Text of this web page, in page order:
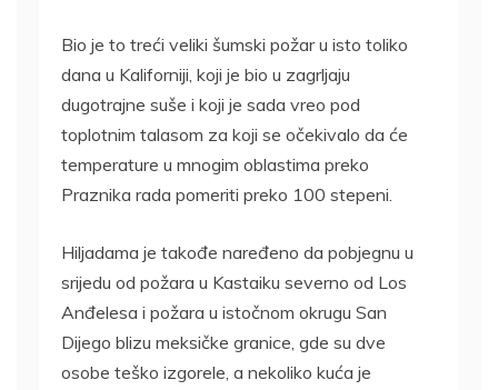
Bio je to treći veliki šumski požar u isto toliko
dana u Kaliforniji, koji je bio u zagrljaju
dugotrajne suše i koji je sada vreo pod
toplotnim talasom za koji se očekivalo da će
temperature u mnogim oblastima preko
Praznika rada pomeriti preko 100 stepeni.
Hiljadama je takođe naređeno da pobjegnu u
srijedu od požara u Kastaiku severno od Los
Anđelesa i požara u istočnom okrugu San
Dijego blizu meksičke granice, gde su dve
osobe teško izgorele, a nekoliko kuća je